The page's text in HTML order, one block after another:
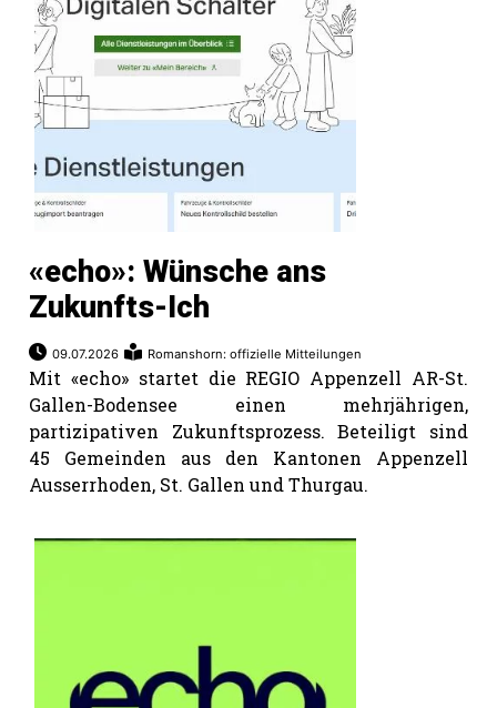
«echo»: Wünsche ans
Zukunfts-Ich
09.07.2026 Romanshorn: offizielle Mitteilungen
Mit «echo» startet die REGIO Appenzell AR-St.
Gallen-Bodensee einen mehrjährigen,
partizipativen Zukunftsprozess. Beteiligt sind
45 Gemeinden aus den Kantonen Appenzell
Ausserrhoden, St. Gallen und Thurgau.